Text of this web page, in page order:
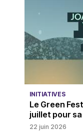
INITIATIVES
Le Green
juillet pour sa
22 juin 2026